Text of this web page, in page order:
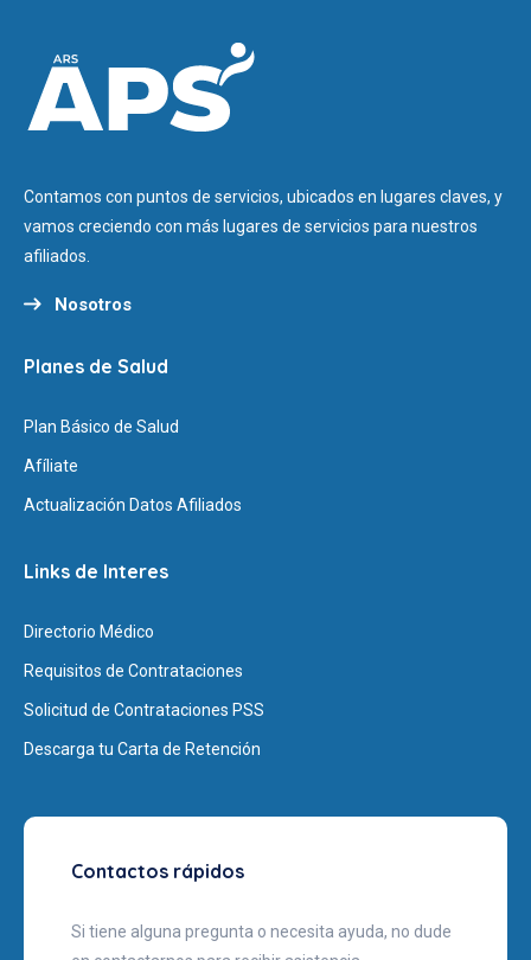
Contamos con puntos de servicios, ubicados en lugares claves, y
vamos creciendo con más lugares de servicios para nuestros
afiliados.
Nosotros
Planes de Salud
Plan Básico de Salud
Afíliate
Actualización Datos Afiliados
Links de Interes
Directorio Médico
Requisitos de Contrataciones
Solicitud de Contrataciones PSS
Descarga tu Carta de Retención
Contactos rápidos
Si tiene alguna pregunta o necesita ayuda, no dude